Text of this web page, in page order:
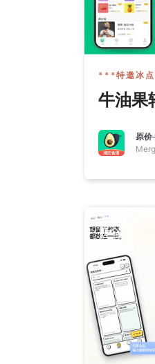
***特邀冰
牛油果
原价